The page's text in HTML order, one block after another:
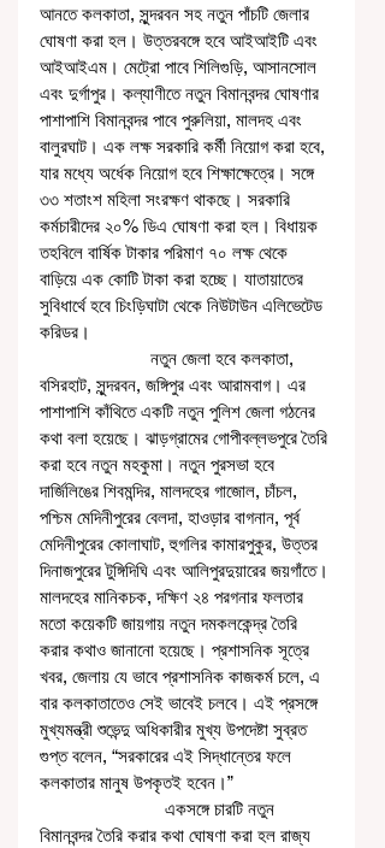
আনতে কলকাতা, সুন্দরবন সহ নতুন পাঁচটি জেলার
ঘোষণা করা হল। উত্তরবঙ্গে হবে আইআইটি এবং
আইআইএম। মেট্রো পাবে শিলিগুড়ি, আসানসোল
এবং দুর্গাপুর। কল্যাণীতে নতুন বিমানবন্দর ঘোষণার
পাশাপাশি বিমানবন্দর পাবে পুরুলিয়া, মালদহ এবং
বালুরঘাট। এক লক্ষ সরকারি কর্মী নিয়োগ করা হবে,
যার মধ্যে অর্ধেক নিয়োগ হবে শিক্ষাক্ষেত্রে। সঙ্গে
৩৩ শতাংশ মহিলা সংরক্ষণ থাকছে। সরকারি
কর্মচারীদের ২০% ডিএ ঘোষণা করা হল। বিধায়ক
তহবিলে বার্ষিক টাকার পরিমাণ ৭০ লক্ষ থেকে
বাড়িয়ে এক কোটি টাকা করা হচ্ছে। যাতায়াতের
সুবিধার্থে হবে চিংড়িঘাটা থেকে নিউটাউন এলিভেটেড
করিডর।
বসিরহাট, সুন্দরবন, জঙ্গিপুর এবং আরামবাগ। এর
পাশাপাশি কাঁথিতে একটি নতুন পুলিশ জেলা গঠনের
কথা বলা হয়েছে। ঝাড়গ্রামের গোপীবল্লভপুরে তৈরি
করা হবে নতুন মহকুমা। নতুন পুরসভা হবে
দার্জিলিঙের শিবমন্দির, মালদহের গাজোল, চাঁচল,
পশ্চিম মেদিনীপুরের বেলদা, হাওড়ার বাগনান, পূর্ব
মেদিনীপুরের কোলাঘাট, হুগলির কামারপুকুর, উত্তর
দিনাজপুরের টুঙ্গিদিঘি এবং আলিপুরদুয়ারের জয়গাঁতে।
মালদহের মানিকচক, দক্ষিণ ২৪ পরগনার ফলতার
মতো কয়েকটি জায়গায় নতুন দমকলকেন্দ্র তৈরি
করার কথাও জানানো হয়েছে। প্রশাসনিক সূত্রে
খবর, জেলায় যে ভাবে প্রশাসনিক কাজকর্ম চলে, এ
বার কলকাতাতেও সেই ভাবেই চলবে। এই প্রসঙ্গে
মুখ্যমন্ত্রী শুভেন্দু অধিকারীর মুখ্য উপদেষ্টা সুব্রত
গুপ্ত বলেন, “সরকারের এই সিদ্ধান্তের ফলে
কলকাতার মানুষ উপকৃতই হবেন।”
বিমানবন্দর তৈরি করার কথা ঘোষণা করা হল রাজ্য